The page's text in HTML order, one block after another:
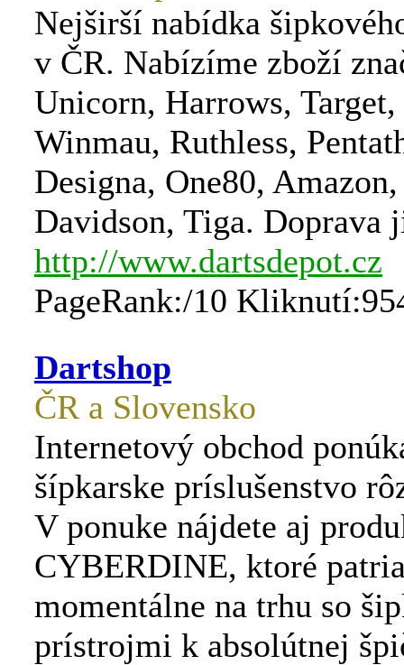
Nejširší nabídka
v ČR. Nabízíme zboží
Unicorn, Harrows,
Winmau, Ruthless,
Designa, One80,
Davidson, Tiga. Doprava
http://www.dartsdepot.cz
PageRank:/10
Dartshop
ČR a Slovensko
Internetový obchod
šípkarske príslušenstvo
V ponuke nájdete aj
CYBERDINE, ktoré
momentálne na trhu so
prístrojmi k absolútnej